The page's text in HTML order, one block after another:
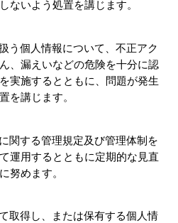
ないよう処置を講じます。
う個人情報について、不正アク
、漏えいなどの危険を十分に認
実施するとともに、問題が発生
を講じます。
関する管理規定及び管理体制を
運用するとともに定期的な見直
努めます。
取得し、または保有する個人情